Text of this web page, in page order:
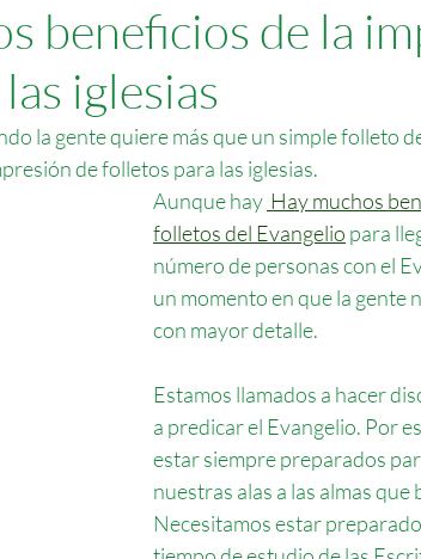
beneficios de la
iglesias
la gente quiere más que un simple folleto
de folletos para las iglesias.
Aunque hay Hay muchos
folletos del Evangelio para
número de personas con el
un momento en que la gente
con mayor detalle.
Estamos llamados a hacer
a predicar el Evangelio. Por
estar siempre preparados
nuestras alas a las almas que
Necesitamos estar